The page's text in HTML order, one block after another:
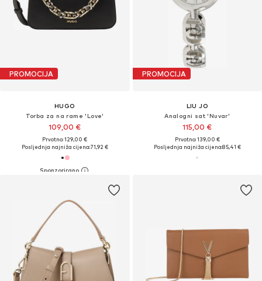
PROMOCIJA
HUGO
Torba za na rame 'Love'
109,00 €
Prvotno: 129,00 €
Posljednja najniža cijena:71,92 €
PROMOCIJA
LIU JO
Analogni sat 'Nuvar'
115,00 €
Prvotno: 139,00 €
Posljednja najniža cijena:85,41 €